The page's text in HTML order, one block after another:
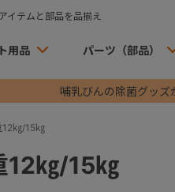
イテムと部品を品揃え
用品 パーツ（部品）
哺乳びんの除菌グッ
12㎏/15㎏
12㎏/15㎏